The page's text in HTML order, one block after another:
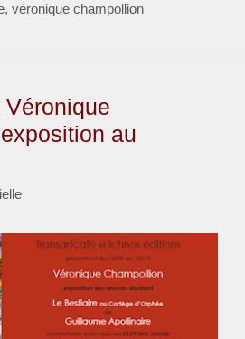
, véronique champollion
au